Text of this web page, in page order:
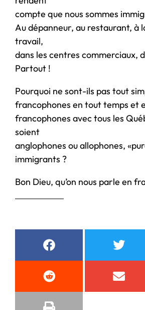
compte que nous sommes
Au dépanneur, au restaurant, à
travail,
dans les centres commerciaux,
Partout !
Pourquoi ne sont-ils pas tout
francophones en tout temps et
francophones avec tous les
soient
anglophones ou allophones,
immigrants ?
Bon Dieu, qu’on nous parle en